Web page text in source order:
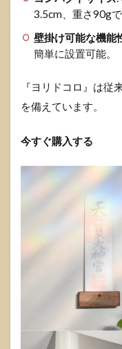
3.5cm、重さ90g
壁掛け可能な機能
簡単に設置可能。
『ヨリドコロ』は従
を備えています。
今すぐ購入する